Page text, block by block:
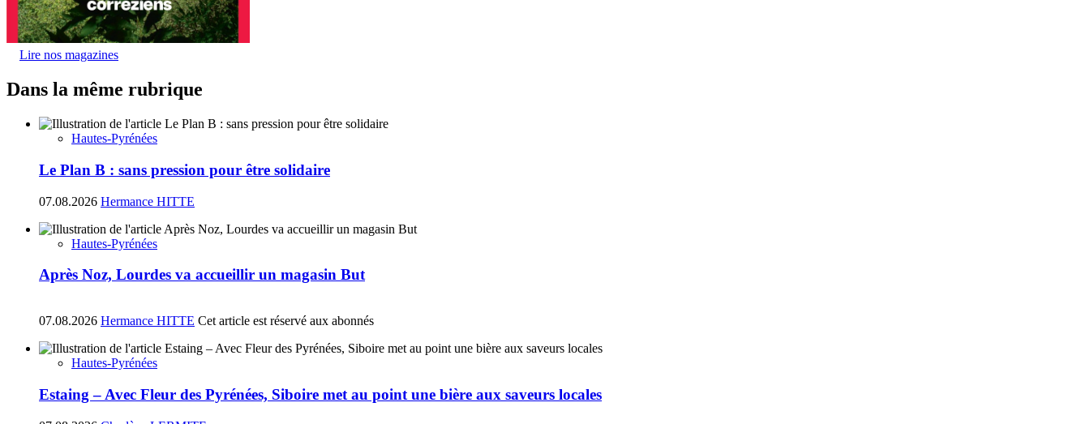
Lire nos magazines
Dans la même rubrique
Hautes-Pyrénées
Le Plan B : sans pression pour être solidaire
07.08.2026 Hermance HITTE
Hautes-Pyrénées
Après Noz, Lourdes va accueillir un magasin But
07.08.2026 Hermance HITTE Cet article est réservé aux abonnés
Hautes-Pyrénées
Estaing – Avec Fleur des Pyrénées, Siboire met au point une bière aux saveurs locales